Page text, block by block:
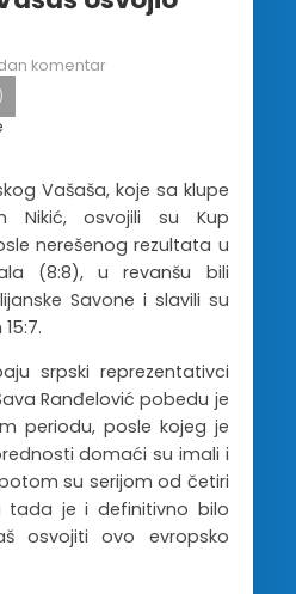
komentar
Vašaša, koje sa klupe
Nikić, osvojili su Kup
nerešenog rezultata u
(8:8), u revanšu bili
Savone i slavili su
srpski reprezentativci
Ranđelović pobedu je
periodu, posle kojeg je
domaći su imali i
su serijom od četiri
tada je i definitivno bilo
osvojiti ovo evropsko